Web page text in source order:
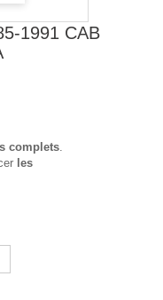
1991 CAB
complets.
les